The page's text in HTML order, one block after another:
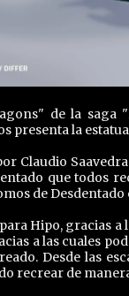
de la
presenta la
Claudio
que todos
de
Hipo, gracias
a las cuales
Desde las
recrear de